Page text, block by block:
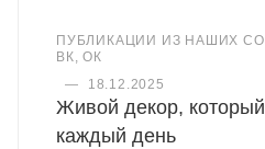
ПУБЛИКАЦИИ ИЗ НАШИХ
ВК, ОК
—
18.12.2025
Живой декор,
каждый день